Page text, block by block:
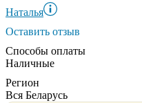
Наталья
Оставить отзыв
Способы оплаты
Наличные
Регион
Вся Беларусь